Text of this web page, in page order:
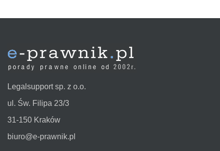
Legalsupport sp. z o.o.
ul. Św. Filipa 23/3
31-150 Kraków
biuro@e-prawnik.pl